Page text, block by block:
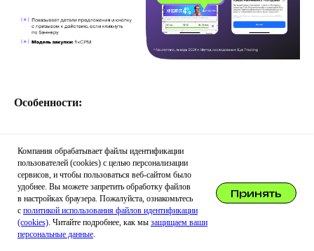
Особенности:
Появляется, когда пользователь строит маршрут или
скорость автомобиля равна нулю
Показывает детали предложения и кнопку с
призывом к действию при клике
Модель закупки: fixCPM
Компания обрабатывает файлы идентификации
пользователей (cookies) с целью персонализации
сервисов, и чтобы пользоваться веб-сайтом было
удобнее. Вы можете запретить обработку файлов
в настройках браузера. Пожалуйста, ознакомьтесь
с политикой использования файлов идентификации
(cookies). Читайте подробнее, как мы защищаем ваши
персональные данные.
Принять